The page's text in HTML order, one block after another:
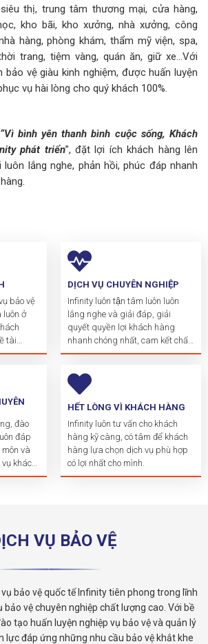
thị, trung tâm thương mại, cửa hàng,
kho bãi, kho xưởng, nhà xưởng, công
hàng, phòng khám, thẩm mỹ viện, spa,
trang, tiệm vàng, quán ăn, giữ xe…Với
bảo vệ giàu kinh nghiệm, được huấn luyện
vụ hài lòng cho quý khách 100%.
“Vì bình yên thanh bình cuộc sống, Khách
phát triển”, đặt lợi ích khách hàng lên
lắng nghe, phản hồi, phúc đáp nhanh
bảo vệ
luôn ở
tài
DỊCH VỤ CHUYÊN NGHIỆP
Infinity luôn tận tâm luôn luôn
lắng nghe và giải đáp, giải
quyết quyền lợi khách hàng
nhanh chóng nhất, cam kết chất
lượng.
đào
đáp
môn và
khách
HẾT LÒNG VÌ KHÁCH HÀNG
Infinity luôn tư vấn cho khách
hàng kỹ càng, có tâm để khách
hàng lựa chọn dịch vụ phù hợp
có lợi nhất cho mình.
VỤ BẢO VỆ
bảo vệ quốc tế Infinity tiên phong trong lĩnh
bảo vệ chuyên nghiệp chất lượng cao. Với bề
tạo huấn luyện nghiệp vụ bảo vệ và quản lý
lực đáp ứng những nhu cầu bảo vệ khắt khe